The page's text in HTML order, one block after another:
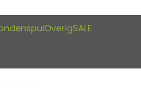
OverigSALE